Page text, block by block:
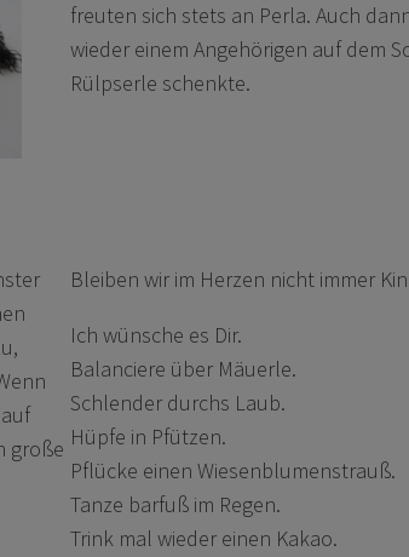
freuten sich stets an Perla. Auch
wieder einem Angehörigen auf dem
Rülpserle schenkte.
große
Bleiben wir im Herzen nicht immer
Ich wünsche es Dir.
Balanciere über Mäuerle.
Schlender durchs Laub.
Hüpfe in Pfützen.
Pflücke einen Wiesenblumenstrauß.
Tanze barfuß im Regen.
Trink mal wieder einen Kakao.